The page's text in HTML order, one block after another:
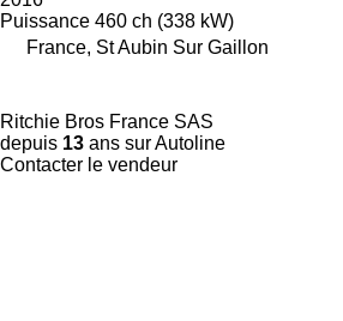
Puissance 460 ch (338 kW)
France, St Aubin Sur Gaillon
Ritchie Bros France SAS
depuis 13 ans sur Autoline
Contacter le vendeur